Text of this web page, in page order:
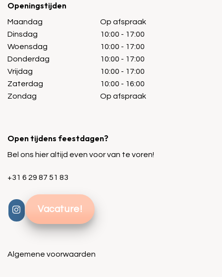
Openingstijden
Maandag
Dinsdag
Woensdag
Donderdag
Vrijdag
Zaterdag
Zondag
Op afspraak
10:00 - 17:00
10:00 - 17:00
10:00 - 17:00
10:00 - 17:00
10:00 - 16:00
Op afspraak
Open tijdens feestdagen?
Bel ons hier altijd even voor van te voren!
+31 6 29 87 51 83
Vacature!
Algemene voorwaarden